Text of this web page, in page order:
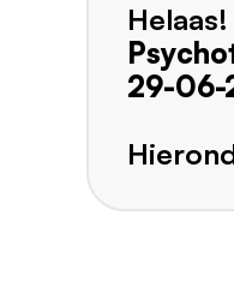
29-06-